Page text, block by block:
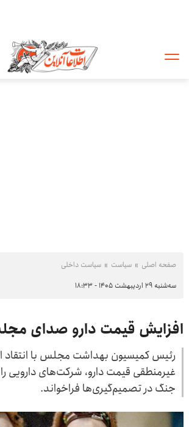
صفحه اصلی سیاست سیاست داخلی
سه‌شنبه ۲۹ اردیبهشت ۱۴۰۵ - ۱۸:۳۳
افزایش قیمت دارو صدای
رئیس کمیسیون بهداشت مجلس با انتقاد
غیرمنطقی قیمت دارو، شرکت‌های دارویی
جنگ در تصمیم‌گیری‌ها فراخواند.